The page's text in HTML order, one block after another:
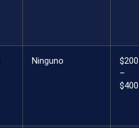
Ninguno
$200
–
$400